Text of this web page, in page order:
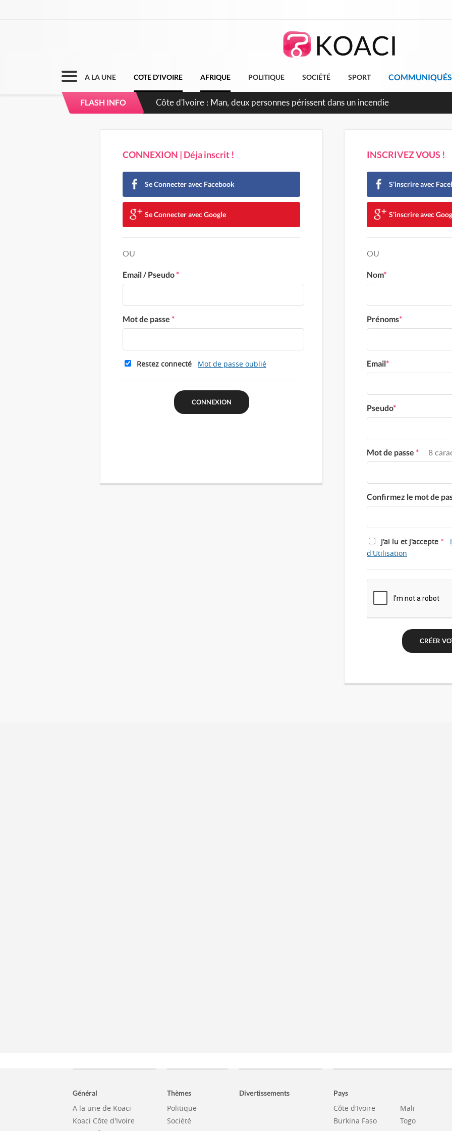
A LA UNE COTE D'IVOIRE AFRIQUE POLITIQUE SOCIÉTÉ SPORT COMMUNIQUÉS
FLASH INFO
Côte d'Ivoire : Séileu, la célébration de la fête nationale transformée en vaste
CONNEXION | Déja inscrit !
Se Connecter avec Facebook
Se Connecter avec Google
OU
Email / Pseudo*
Mot de passe *
Restez connecté Mot de passe oublié
INSCRIVEZ VOUS !
S'inscrire avec
S'inscrire avec
OU
Nom*
Prénoms*
Email*
Pseudo*
Mot de passe * 8
Confirmez le mot de
J'ai lu et j'accepte *
d'Utilisation
Général
A la une de Koaci
Koaci Côte d'Ivoire
Thèmes
Politique
Société
Divertissements Pays
Côte d'Ivoire
Burkina Faso
Mali
Togo